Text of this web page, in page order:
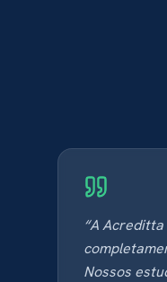
“A
Nossos